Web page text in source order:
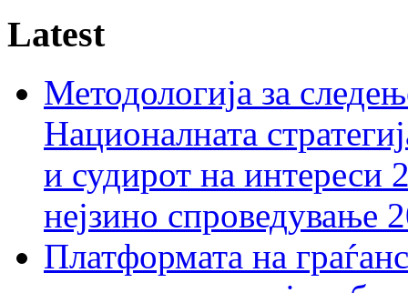
Latest
Методологија за
Националната
и судирот на интереси
нејзино спроведување
Платформата на